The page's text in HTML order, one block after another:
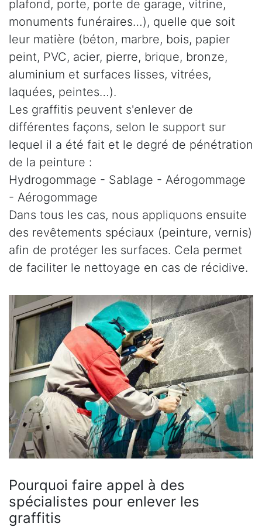
plafond, porte, porte de garage, vitrine,
monuments funéraires…), quelle que soit
leur matière (béton, marbre, bois, papier
peint, PVC, acier, pierre, brique, bronze,
aluminium et surfaces lisses, vitrées,
laquées, peintes…).
Les graffitis peuvent s'enlever de
différentes façons, selon le support sur
lequel il a été fait et le degré de pénétration
de la peinture :
Hydrogommage - Sablage - Aérogommage
- Aérogommage
Dans tous les cas, nous appliquons ensuite
des revêtements spéciaux (peinture, vernis)
afin de protéger les surfaces. Cela permet
de faciliter le nettoyage en cas de récidive.
Pourquoi faire appel à des
spécialistes pour enlever les
graffitis